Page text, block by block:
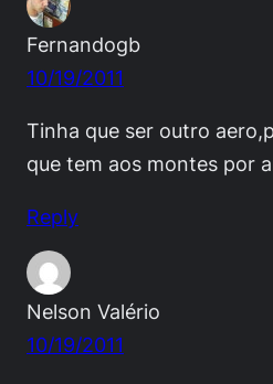
Fernandogb
10/19/2011
Tinha que ser outro
que tem aos montes por
Reply
Nelson Valério
10/19/2011